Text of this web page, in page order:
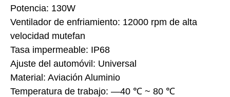
Potencia: 130W
Ventilador de enfriamiento: 12000 rpm de alta
velocidad mutefan
Tasa impermeable: IP68
Ajuste del automóvil: Universal
Material: Aviación Aluminio
Temperatura de trabajo: —40 ℃ ~ 80 ℃